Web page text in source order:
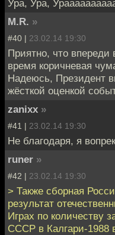
Ура, Ура,
M.R. »
#40 | 23.02.14 19:30
Приятно, что впереди
время коричневая
Надеюсь, Президент
жёсткой оценкой
zanixx »
#41 | 23.02.14 19:30
Не благодаря, я
runer »
#42 | 23.02.14 19:30
> Также сборная
результат
Играх по количеству
СССР в Калгари-1988